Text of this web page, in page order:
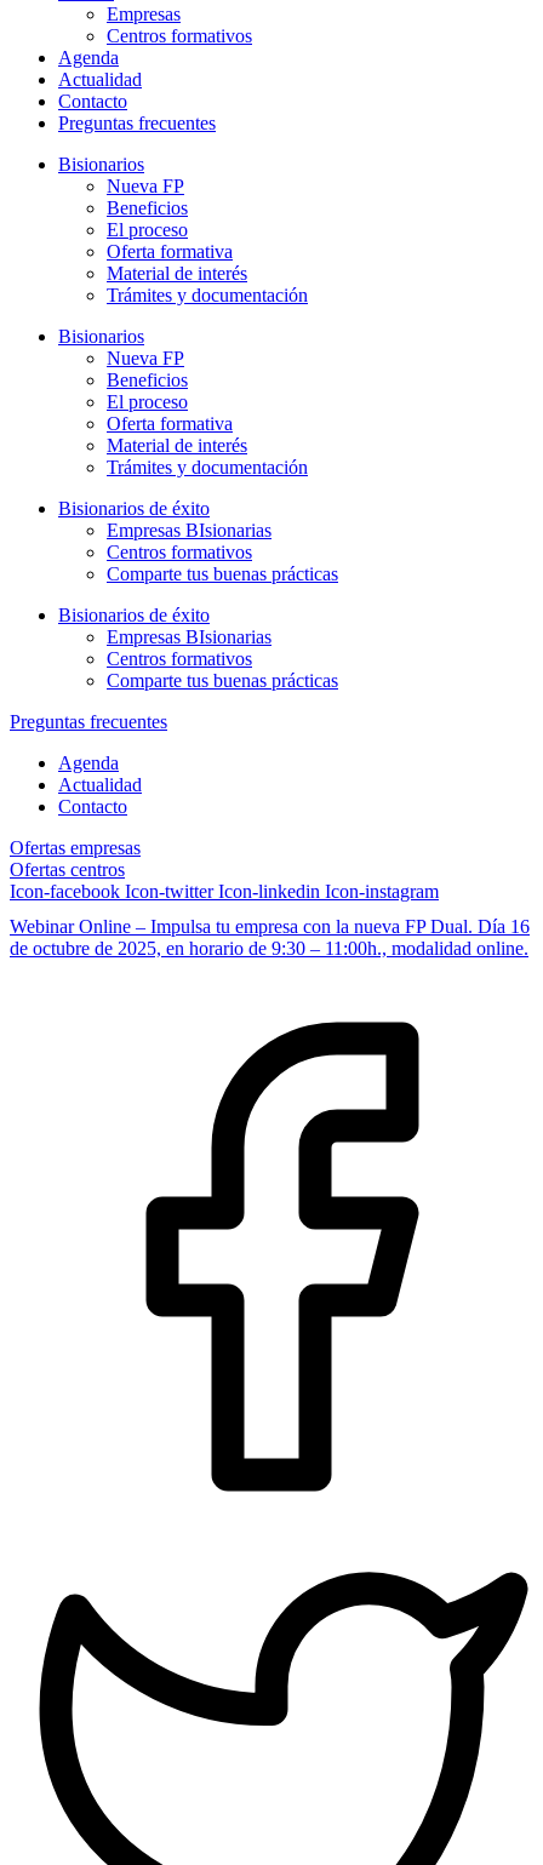
Empresas
Centros formativos
Agenda
Actualidad
Contacto
Preguntas frecuentes
Bisionarios
Nueva FP
Beneficios
El proceso
Oferta formativa
Material de interés
Trámites y documentación
Bisionarios
Nueva FP
Beneficios
El proceso
Oferta formativa
Material de interés
Trámites y documentación
Bisionarios de éxito
Empresas BIsionarias
Centros formativos
Comparte tus buenas prácticas
Bisionarios de éxito
Empresas BIsionarias
Centros formativos
Comparte tus buenas prácticas
Preguntas frecuentes
Agenda
Actualidad
Contacto
Ofertas empresas
Ofertas centros
Icon-facebook Icon-twitter Icon-linkedin Icon-instagram
Webinar Online – Impulsa tu empresa con la nueva FP Dual. Día 16
de octubre de 2025, en horario de 9:30 – 11:00h., modalidad online.